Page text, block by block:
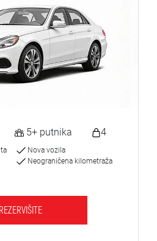
5+ putnika 4
Nova vozila
Neograničena kilometraža
REZERVIŠITE